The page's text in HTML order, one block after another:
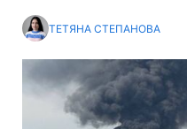
ТЕТЯНА СТЕПАНОВА